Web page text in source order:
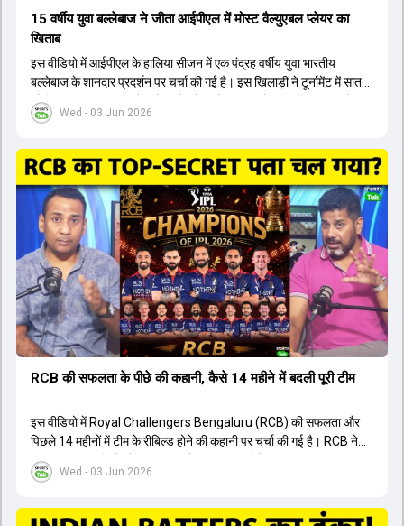
Wed - 03 Jun 2026
15 वर्षीय युवा बल्लेबाज ने जीता आईपीएल में मोस्ट वैल्युएबल प्लेयर का
खिताब
इस वीडियो में आईपीएल के हालिया सीजन में एक पंद्रह वर्षीय युवा भारतीय
बल्लेबाज के शानदार प्रदर्शन पर चर्चा की गई है। इस खिलाड़ी ने टूर्नामेंट में सात
सौ छिहत्तर रन बनाकर ऑरेंज कैप और मोस्ट वैल्युएबल प्लेयर का खिताब अपने नाम
किया है। वीडियो में बताया गया है कि ऑस्ट्रेलियाई टीम के वर्तमान कप्तान और
ऑस्ट्रेलियाई कप्तान के अनुसार, शुरुआत में लोगों को इस खिलाड़ी के प्रदर्शन पर
संदेह था, लेकिन अब उसने खुद को एक बेहतरीन बल्लेबाज साबित कर दिया है जो
गेंद को बाउंड्री के काफी पार मारने की क्षमता रखता है। वहीं, इंग्लैंड के पूर्व कप्तान
ने कहा कि टूर्नामेंट जीतने वाली टीम के अलावा इस सीजन की सबसे बड़ी बात इस
युवा खिलाड़ी का प्रदर्शन रहा है, जिसे देखने के लिए स्टेडियम में भारी भीड़ उमड़ती
थी। शानदार प्रदर्शन के बाद इस युवा खिलाड़ी को श्रीलंका में होने वाली
त्रिकोणीय सीरीज के लिए इंडिया ए टीम में भी शामिल कर लिया गया है।
Wed - 03 Jun 2026
RCB की सफलता के पीछे की कहानी, कैसे 14 महीने में बदली पूरी टीम
इस वीडियो में Royal Challengers Bengaluru (RCB) की सफलता और
पिछले 14 महीनों में टीम के रीबिल्ड होने की कहानी पर चर्चा की गई है। RCB ने
अपनी पुरानी गलतियों को स्वीकार करते हुए एक नया रिसेट बटन दबाया। टीम
मैनेजमेंट में Mo Bobat, Andy Flower, Dinesh Karthik और एनालिस्ट
के तहत Bhuvneshwar Kumar, Krunal Pandya और Rasikh Salam